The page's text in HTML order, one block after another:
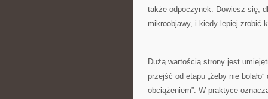
także odpoczynek. Dowiesz się,
mikroobjawy, i kiedy lepiej zrobić
Dużą wartością strony jest
przejść od etapu „żeby nie bolało”
obciążeniem”. W praktyce